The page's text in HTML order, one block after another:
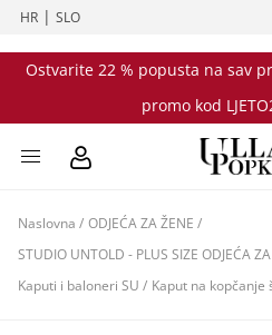
HR |SLO
Ostvarite 22 % popusta na sav
promo kod
Naslovna / ODJEĆA ZA ŽENE /
STUDIO UNTOLD - PLUS SIZE ODJEĆA ZA
Kaputi i baloneri SU / Kaput na kopčanje